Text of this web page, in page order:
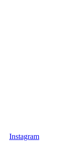
Instagram